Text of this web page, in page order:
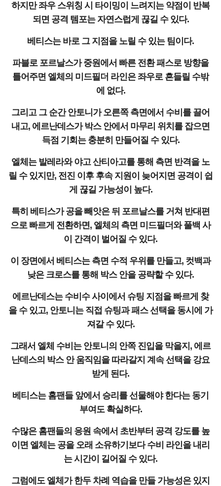
하지만 좌우 스위칭 시 타이밍이 느려지는 약점이 반복
되면 공격 템포는 자연스럽게 끊길 수 있다.
베티스는 바로 그 지점을 노릴 수 있는 팀이다.
파블로 포르날스가 중원에서 빠른 전환 패스로 방향을
틀어주면 엘체의 미드필더 라인은 좌우로 흔들릴 수밖
에 없다.
그리고 그 순간 안토니가 오른쪽 측면에서 수비를 끌어
내고, 에르난데스가 박스 안에서 마무리 위치를 잡으면
득점 기회는 충분히 만들어질 수 있다.
엘체는 발레라와 야고 산티아고를 통해 측면 반격을 노
릴 수 있지만, 전진 이후 후속 지원이 늦어지면 공격이 쉽
게 끊길 가능성이 높다.
특히 베티스가 공을 빼앗은 뒤 포르날스를 거쳐 반대편
으로 빠르게 전환하면, 엘체의 측면 미드필더와 풀백 사
이 간격이 벌어질 수 있다.
이 장면에서 베티스는 측면 수적 우위를 만들고, 컷백과
낮은 크로스를 통해 박스 안을 공략할 수 있다.
에르난데스는 수비수 사이에서 슈팅 지점을 빠르게 찾
을 수 있고, 안토니는 직접 슈팅과 패스 선택을 동시에 가
져갈 수 있다.
그래서 엘체 수비는 안토니의 안쪽 진입을 막을지, 에르
난데스의 박스 안 움직임을 따라갈지 계속 선택을 강요
받게 된다.
베티스는 홈팬들 앞에서 승리를 선물해야 한다는 동기
부여도 확실하다.
수많은 홈팬들의 응원 속에서 초반부터 공격 강도를 높
이면 엘체는 공을 오래 소유하기보다 수비 라인을 내리
는 시간이 길어질 수 있다.
그럼에도 엘체가 한두 차례 역습을 만들 가능성은 있지